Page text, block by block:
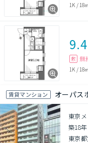
1K / 18
9.4
敷 無
1K / 18
賃貸マンション オーパス
東京
築18年
東京